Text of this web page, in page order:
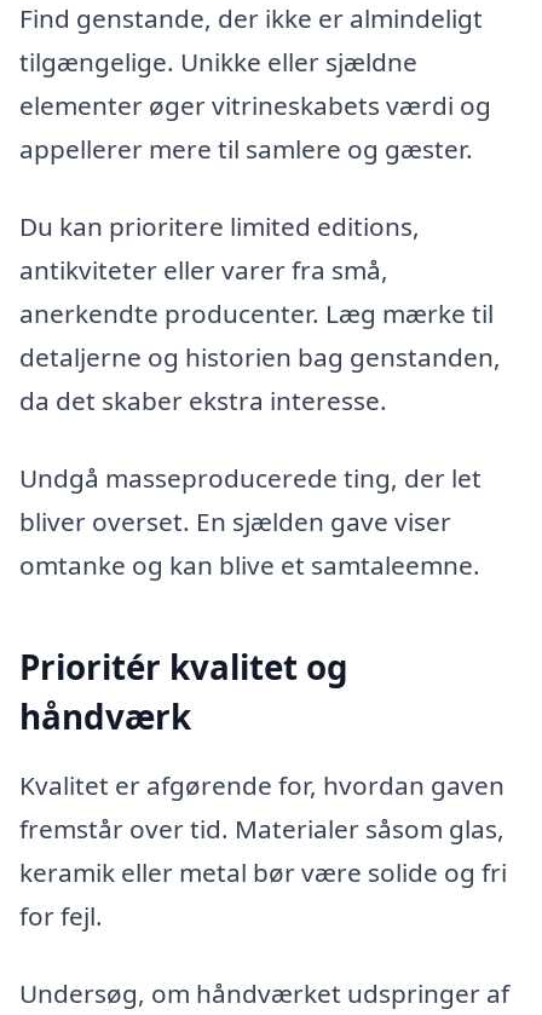
Find genstande, der ikke er almindeligt
tilgængelige. Unikke eller sjældne
elementer øger vitrineskabets værdi og
appellerer mere til samlere og gæster.
Du kan prioritere limited editions,
antikviteter eller varer fra små,
anerkendte producenter. Læg mærke til
detaljerne og historien bag genstanden,
da det skaber ekstra interesse.
Undgå masseproducerede ting, der let
bliver overset. En sjælden gave viser
omtanke og kan blive et samtaleemne.
Prioritér kvalitet og
håndværk
Kvalitet er afgørende for, hvordan gaven
fremstår over tid. Materialer såsom glas,
keramik eller metal bør være solide og fri
for fejl.
Undersøg, om håndværket udspringer af